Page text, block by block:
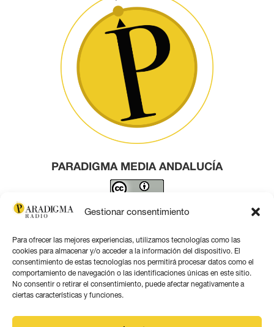
Gestionar consentimiento
Para ofrecer las mejores experiencias, utilizamos tecnologías como las
cookies para almacenar y/o acceder a la información del dispositivo. El
consentimiento de estas tecnologías nos permitirá procesar datos como el
comportamiento de navegación o las identificaciones únicas en este sitio.
No consentir o retirar el consentimiento, puede afectar negativamente a
ciertas características y funciones.
PARADIGMA MEDIA ANDALUCÍA
Este obra está bajo una licencia de Creative Commons
Contacto por correo